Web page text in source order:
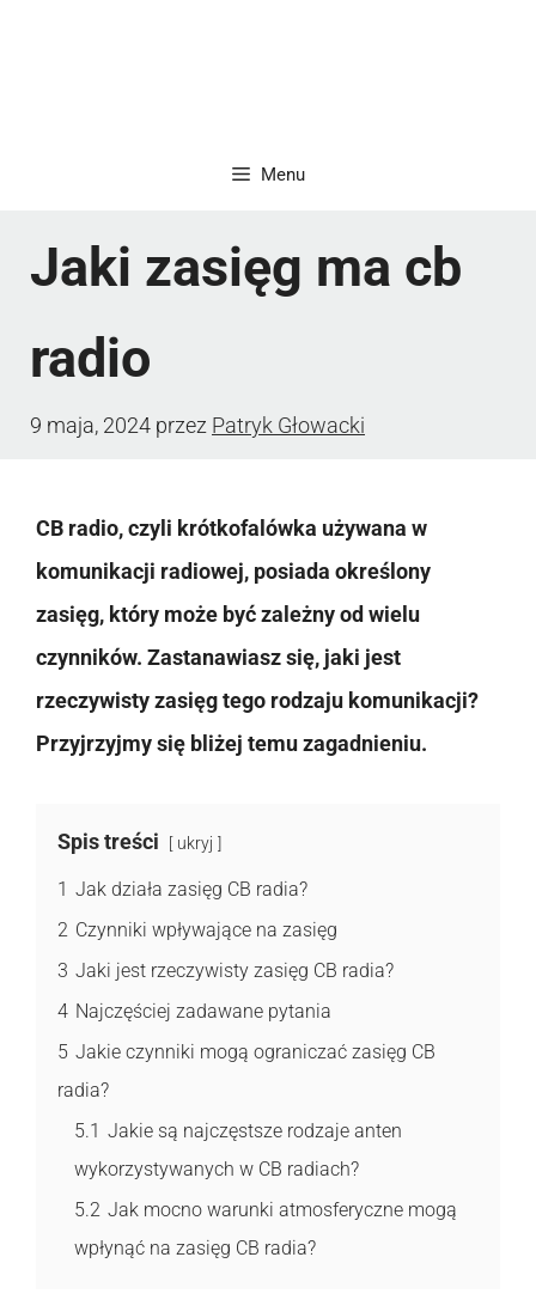
Menu
Jaki zasięg ma cb
radio
9 maja, 2024 przez Patryk Głowacki
CB radio, czyli krótkofalówka używana w
komunikacji radiowej, posiada określony
zasięg, który może być zależny od wielu
czynników. Zastanawiasz się, jaki jest
rzeczywisty zasięg tego rodzaju komunikacji?
Przyjrzyjmy się bliżej temu zagadnieniu.
Spis treści ukryj
1 Jak działa zasięg CB radia?
2 Czynniki wpływające na zasięg
3 Jaki jest rzeczywisty zasięg CB radia?
4 Najczęściej zadawane pytania
5 Jakie czynniki mogą ograniczać zasięg CB
radia?
5.1 Jakie są najczęstsze rodzaje anten
wykorzystywanych w CB radiach?
5.2 Jak mocno warunki atmosferyczne mogą
wpłynąć na zasięg CB radia?